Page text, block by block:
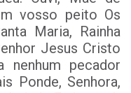
vosso peito Os
Maria, Rainha
Jesus Cristo
nenhum pecador
Ponde, Senhora,